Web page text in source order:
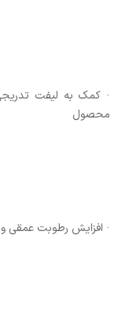
· کمک به لیفت
محصول
· افزایش رطوبت عمقی و